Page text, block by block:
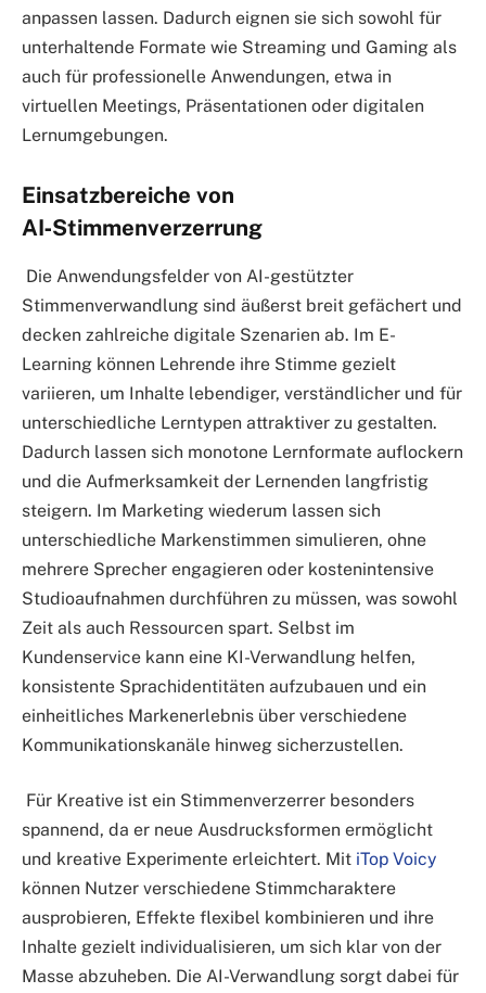
anpassen lassen. Dadurch eignen sie sich sowohl für
unterhaltende Formate wie Streaming und Gaming als
auch für professionelle Anwendungen, etwa in
virtuellen Meetings, Präsentationen oder digitalen
Lernumgebungen.
Einsatzbereiche von
AI‑Stimmenverzerrung
Die Anwendungsfelder von AI-gestützter
Stimmenverwandlung sind äußerst breit gefächert und
decken zahlreiche digitale Szenarien ab. Im E-
Learning können Lehrende ihre Stimme gezielt
variieren, um Inhalte lebendiger, verständlicher und für
unterschiedliche Lerntypen attraktiver zu gestalten.
Dadurch lassen sich monotone Lernformate auflockern
und die Aufmerksamkeit der Lernenden langfristig
steigern. Im Marketing wiederum lassen sich
unterschiedliche Markenstimmen simulieren, ohne
mehrere Sprecher engagieren oder kostenintensive
Studioaufnahmen durchführen zu müssen, was sowohl
Zeit als auch Ressourcen spart. Selbst im
Kundenservice kann eine KI-Verwandlung helfen,
konsistente Sprachidentitäten aufzubauen und ein
einheitliches Markenerlebnis über verschiedene
Kommunikationskanäle hinweg sicherzustellen.
Für Kreative ist ein Stimmenverzerrer besonders
spannend, da er neue Ausdrucksformen ermöglicht
und kreative Experimente erleichtert. Mit iTop Voicy
können Nutzer verschiedene Stimmcharaktere
ausprobieren, Effekte flexibel kombinieren und ihre
Inhalte gezielt individualisieren, um sich klar von der
Masse abzuheben. Die AI-Verwandlung sorgt dabei für